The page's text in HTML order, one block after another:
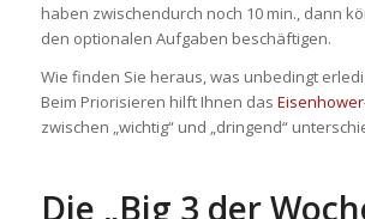
haben zwischendurch noch 10 min., dann
den optionalen Aufgaben beschäftigen.
Wie finden Sie heraus, was unbedingt
Beim Priorisieren hilft Ihnen das
zwischen „wichtig“ und „dringend“
Die „Big 3 der